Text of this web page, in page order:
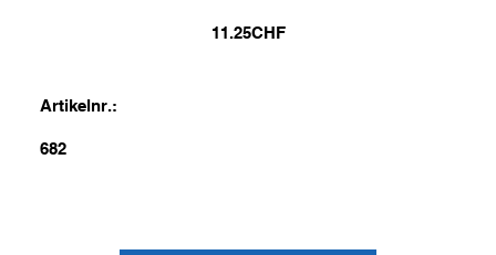
11.25CHF
Artikelnr.:
682